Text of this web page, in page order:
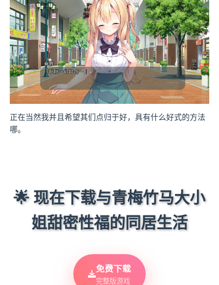
正在当然我并且希望其们点归于好，具有什么好式的方法
哪。
🌟 现在下载与青梅竹马大小
姐甜密性福的同居生活
免费下载
完整版游戏